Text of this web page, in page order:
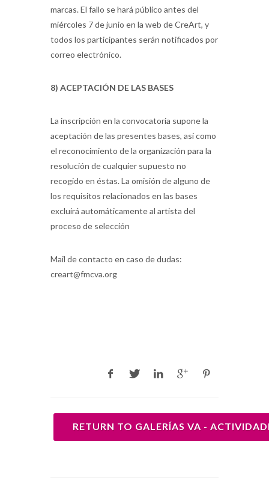
marcas. El fallo se hará público antes del
miércoles 7 de junio en la web de CreArt, y
todos los participantes serán notificados por
correo electrónico.
8) ACEPTACIÓN DE LAS BASES
La inscripción en la convocatoria supone la
aceptación de las presentes bases, así como
el reconocimiento de la organización para la
resolución de cualquier supuesto no
recogido en éstas. La omisión de alguno de
los requisitos relacionados en las bases
excluirá automáticamente al artista del
proceso de selección
Mail de contacto en caso de dudas:
creart@fmcva.org
RETURN TO GALERÍAS VA -